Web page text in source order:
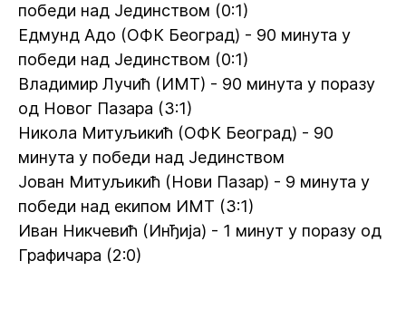
победи над Јединством (0:1)
Едмунд Адо (ОФК Београд) - 90 минута у
победи над Јединством (0:1)
Владимир Лучић (ИМТ) - 90 минута у поразу
од Новог Пазара (3:1)
Никола Митуљикић (ОФК Београд) - 90
минута у победи над Јединством
Јован Митуљикић (Нови Пазар) - 9 минута у
победи над екипом ИМТ (3:1)
Иван Никчевић (Инђија) - 1 минут у поразу од
Графичара (2:0)